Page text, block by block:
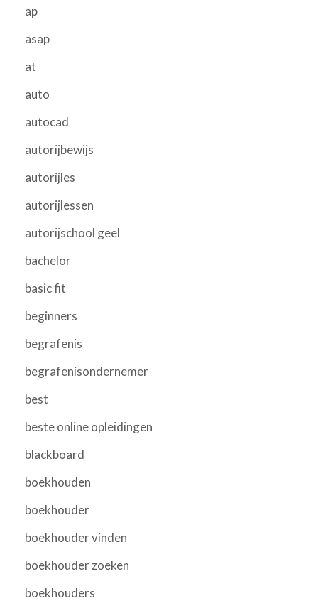
ap
asap
at
auto
autocad
autorijbewijs
autorijles
autorijlessen
autorijschool geel
bachelor
basic fit
beginners
begrafenis
begrafenisondernemer
best
beste online opleidingen
blackboard
boekhouden
boekhouder
boekhouder vinden
boekhouder zoeken
boekhouders